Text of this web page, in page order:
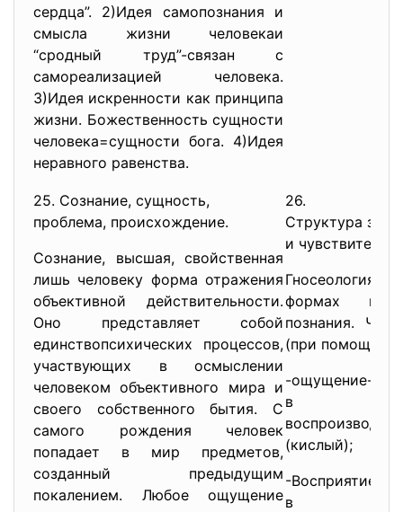
сердца”. 2)Идея самопознания и
смысла жизни человекаи
“сродный труд”-связан с
самореализацией человека.
3)Идея искренности как принципа
жизни. Божественность сущности
человека=сущности бога. 4)Идея
неравного равенства.
25. Сознание, сущность,
проблема, происхождение.
Сознание, высшая, свойственная
лишь человеку форма отражения
объективной действительности.
Оно представляет собой
единствопсихических процессов,
участвующих в осмыслении
человеком объективного мира и
своего собственного бытия. С
самого рождения человек
попадает в мир предметов,
созданный предыдущим
покалением. Любое ощущение
26.
Структура
и
Гносеология-
формах и
познания.
(при помощи
-ощущение-
в
(кислый);
-
в